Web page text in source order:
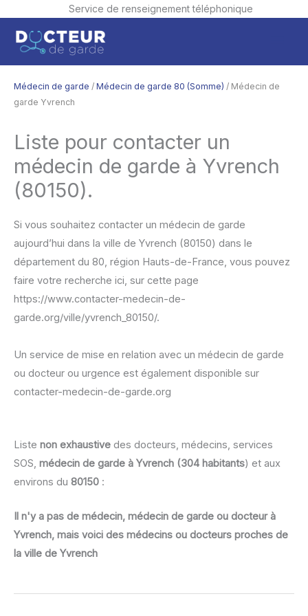
Service de renseignement téléphonique
contenu
Médecin de garde / Médecin de garde 80 (Somme) / Médecin de
garde Yvrench
Liste pour contacter un
médecin de garde à Yvrench
(80150).
Si vous souhaitez contacter un médecin de garde
aujourd’hui dans la ville de Yvrench (80150) dans le
département du 80, région Hauts-de-France, vous pouvez
faire votre recherche ici, sur cette page
https://www.contacter-medecin-de-
garde.org/ville/yvrench_80150/.
Un service de mise en relation avec un médecin de garde
ou docteur ou urgence est également disponible sur
contacter-medecin-de-garde.org
Liste non exhaustive des docteurs, médecins, services
SOS, médecin de garde à Yvrench (304 habitants) et aux
environs du 80150 :
Il n'y a pas de médecin, médecin de garde ou docteur à
Yvrench, mais voici des médecins ou docteurs proches de
la ville de Yvrench